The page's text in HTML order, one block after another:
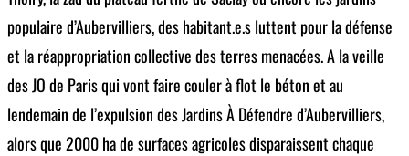
populaire d’Aubervilliers, des habitant.e.s luttent pour la défense
et la réappropriation collective des terres menacées. A la veille
des JO de Paris qui vont faire couler à flot le béton et au
lendemain de l’expulsion des Jardins À Défendre d’Aubervilliers,
alors que 2000 ha de surfaces agricoles disparaissent chaque